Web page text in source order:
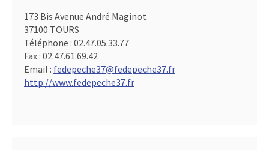
173 Bis Avenue André Maginot
37100 TOURS
Téléphone : 02.47.05.33.77
Fax : 02.47.61.69.42
Email : fedepeche37@fedepeche37.fr
http://www.fedepeche37.fr